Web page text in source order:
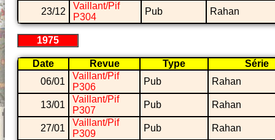
23/12
Vaillant/Pif
P304
Pub Rahan
1975
Date Revue Type
Série
06/01
Vaillant/Pif
P306
Pub Rahan
13/01
Vaillant/Pif
P307
Pub Rahan
27/01
Vaillant/Pif
P309
Pub Rahan